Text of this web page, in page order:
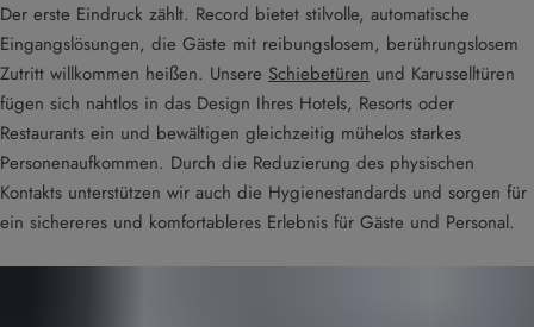
Der erste Eindruck zählt. Record bietet stilvolle, automatische
Eingangslösungen, die Gäste mit reibungslosem, berührungslosem
Zutritt willkommen heißen. Unsere Schiebetüren und Karusselltüren
fügen sich nahtlos in das Design Ihres Hotels, Resorts oder
Restaurants ein und bewältigen gleichzeitig mühelos starkes
Personenaufkommen. Durch die Reduzierung des physischen
Kontakts unterstützen wir auch die Hygienestandards und sorgen für
ein sichereres und komfortableres Erlebnis für Gäste und Personal.